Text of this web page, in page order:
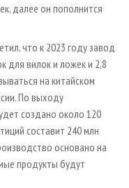
далее он пополнится
что к 2023 году завод
для вилок и ложек и 2,8
на китайском
По выходу
создано около 120
составит 240 млн
основано на
продукты будут